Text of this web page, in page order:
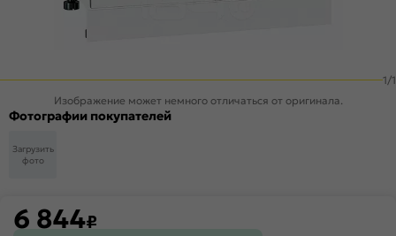
1/1
Изображение может немного отличаться от оригинала.
Фотографии покупателей
Загрузить
фото
6 844₽